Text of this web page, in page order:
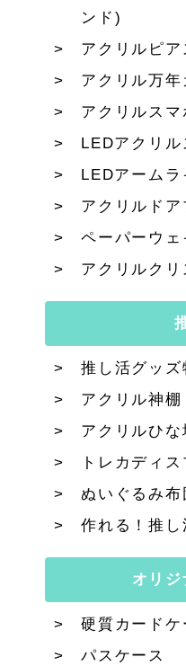
ンド)
アクリルピア
アクリル万年
アクリルスマ
LEDアクリル
LEDアームラ
アクリルドア
ペーパーウェ
アクリルク
推し活グッズ
アクリル神棚
アクリルひな
トレカディス
ぬいぐるみ布
作れる！推
オリ
硬質カードケ
パスケース